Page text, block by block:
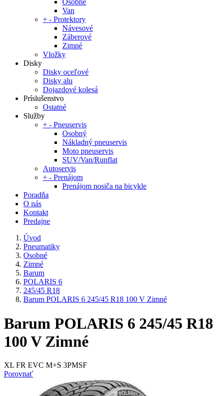
Osobné
Van
+ - Protektory
Návesové
Záberové
Zimné
Vložky
Disky
Disky oceľové
Disky alu
Dojazdové kolesá
Príslušenstvo
Ostatné
Služby
+ - Pneuservis
Osobný
Nákladný pneuservis
Moto pneuservis
SUV/Van/Runflat
Autoservis
+ - Prenájom
Prenájom nosiča na bicykle
Poradňa
O nás
Kontakt
Predajne
Úvod
Pneumatiky
Osobné
Zimné
Barum
POLARIS 6
245/45 R18
Barum POLARIS 6 245/45 R18 100 V Zimné
Barum POLARIS 6 245/45 R18
100 V Zimné
XL FR EVC M+S 3PMSF
Porovnať